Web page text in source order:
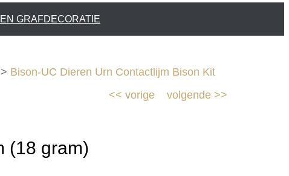
GRAFDECORATIE
> Bison-UC Dieren Urn Contactlijm Bison Kit
volgende >>
<< vorige
(18 gram)